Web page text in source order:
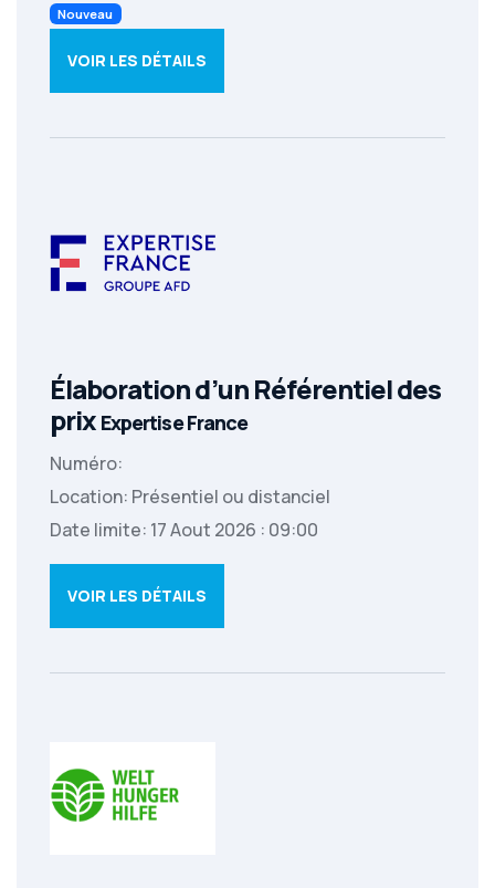
Nouveau
VOIR LES DÉTAILS
Élaboration d’un Référentiel des
prix Expertise France
Numéro:
Location: Présentiel ou distanciel
Date limite: 17 Aout 2026 : 09:00
VOIR LES DÉTAILS